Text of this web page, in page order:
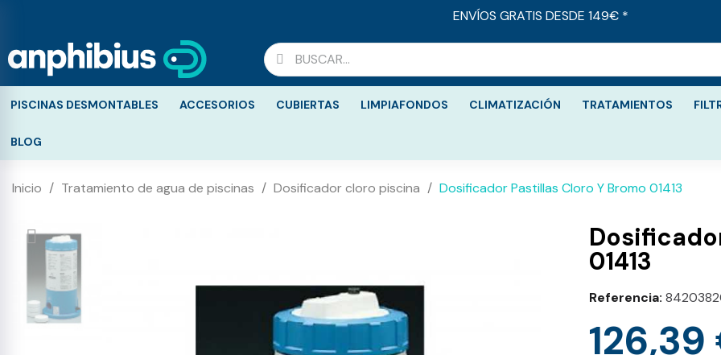
ENVÍOS GRATIS DESDE 149€ *
PISCINAS DESMONTABLES ACCESORIOS CUBIERTAS LIMPIAFONDOS CLIMATIZACIÓN TRATAMIENTOS
BLOG
Inicio Tratamiento de agua de piscinas Dosificador cloro piscina Dosificador Pastillas Cloro Y Bromo 01413
01413
Referencia
126,39